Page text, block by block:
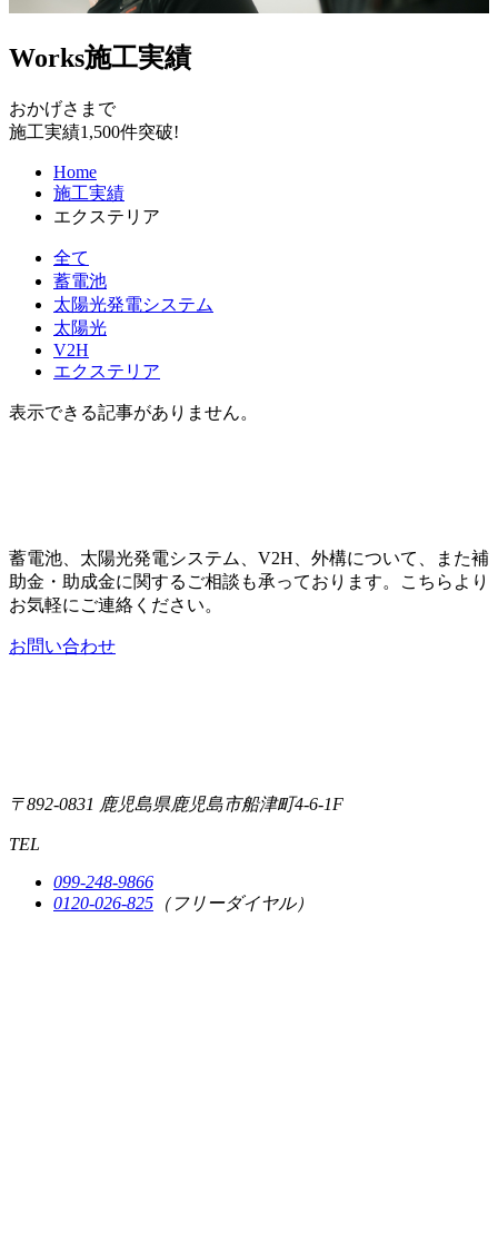
Works施工実績
おかげさまで
施工実績1,500件突破!
Home
施工実績
エクステリア
全て
蓄電池
太陽光発電システム
太陽光
V2H
エクステリア
表示できる記事がありません。
蓄電池、太陽光発電システム、V2H、外構について、また補
助金・助成金に関するご相談も承っております。こちらより
お気軽にご連絡ください。
お問い合わせ
〒892-0831 鹿児島県鹿児島市船津町4-6-1F
TEL
099-248-9866
0120-026-825 （フリーダイヤル）